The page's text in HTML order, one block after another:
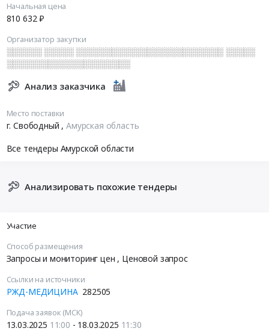
Начальная цена
810 632 ₽
Организатор закупки
░░░░░░ ░░░░░ ░░░░░░░░░░░░░░░░░░░░░░░░░ ░░░░░
░░░░░░░░░░░░░░░░░░░░░
Анализ заказчика
Место поставки
г. Свободный ,Амурская область
Все тендеры Амурской области
Анализировать похожие тендеры
Участие
Способ размещения
Запросы и мониторинг цен , Ценовой запрос
Ссылки на источники
РЖД-МЕДИЦИНА 282505
Подача заявок (МСК)
13.03.2025 11:00 - 18.03.2025 11:30